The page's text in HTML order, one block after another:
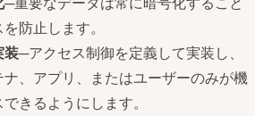
防止します。
装─アクセス制御を定義して実装し、
、アプリ、またはユーザーのみが機
きるようにします。